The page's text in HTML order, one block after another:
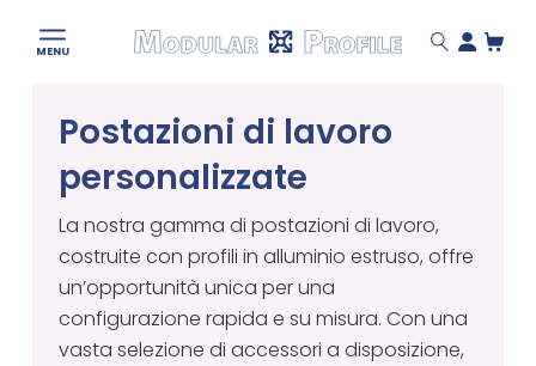
MENU
Modular
Postazioni di lavoro
personalizzate
La nostra gamma di postazioni di lavoro,
costruite con profili in alluminio estruso, offre
un’opportunità unica per una
configurazione rapida e su misura. Con una
vasta selezione di accessori a disposizione,